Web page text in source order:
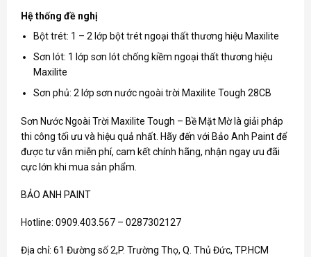
Hệ thống đề nghị
Bột trét: 1 – 2 lớp bột trét ngoại thất thương hiệu Maxilite
Sơn lót: 1 lớp sơn lót chống kiềm ngoại thất thương hiệu
Maxilite
Sơn phủ: 2 lớp sơn nước ngoài trời Maxilite Tough 28CB
Sơn Nước Ngoài Trời Maxilite Tough – Bề Mặt Mờ là giải pháp
thi công tối ưu và hiệu quả nhất. Hãy đến với Bảo Anh Paint để
được tư vẫn miễn phí, cam kết chính hãng, nhận ngay ưu đãi
cực lớn khi mua sản phẩm.
BẢO ANH PAINT
Hotline: 0909.403.567 – 0287302127
Địa chỉ: 61 Đường số 2,P. Trường Thọ, Q. Thủ Đức, TP.HCM